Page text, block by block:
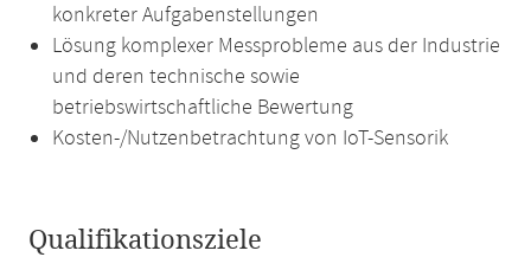
konkreter Aufgabenstellungen
Lösung komplexer Messprobleme aus der Industrie
und deren technische sowie
betriebswirtschaftliche Bewertung
Kosten-/Nutzenbetrachtung von IoT-Sensorik
Qualifikationsziele